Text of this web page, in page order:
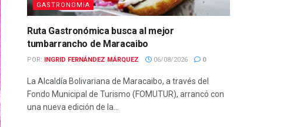
GASTRONOMIA
Ruta Gastronómica busca al mejor
tumbarrancho de Maracaibo
POR: INGRID FERNÁNDEZ MÁRQUEZ 06/08/2026 0
La Alcaldía Bolivariana de Maracaibo, a través del
Fondo Municipal de Turismo (FOMUTUR), arrancó con
una nueva edición de la...